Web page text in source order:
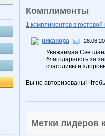
Комплименты
1 комплиментов в гостевой
никанора
Уважаемая
благодарность за
счастливы и
Вы не авторизованы!
Метки